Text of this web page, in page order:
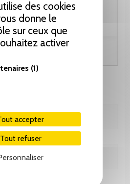
des cookies
donne le
sur ceux que
activer
(1)
accepter
Tout refuser